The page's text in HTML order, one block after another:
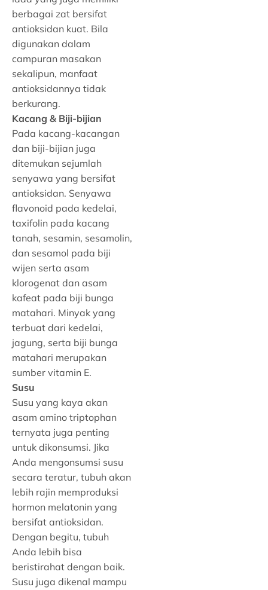
berbagai zat bersifat
antioksidan kuat. Bila
digunakan dalam
campuran masakan
sekalipun, manfaat
antioksidannya tidak
berkurang.
Kacang & Biji-bijian
Pada kacang-kacangan
dan biji-bijian juga
ditemukan sejumlah
senyawa yang bersifat
antioksidan. Senyawa
flavonoid pada kedelai,
taxifolin pada kacang
tanah, sesamin, sesamolin,
dan sesamol pada biji
wijen serta asam
klorogenat dan asam
kafeat pada biji bunga
matahari. Minyak yang
terbuat dari kedelai,
jagung, serta biji bunga
matahari merupakan
sumber vitamin E.
Susu
Susu yang kaya akan
asam amino triptophan
ternyata juga penting
untuk dikonsumsi. Jika
Anda mengonsumsi susu
secara teratur, tubuh akan
lebih rajin memproduksi
hormon melatonin yang
bersifat antioksidan.
Dengan begitu, tubuh
Anda lebih bisa
beristirahat dengan baik.
Susu juga dikenal mampu